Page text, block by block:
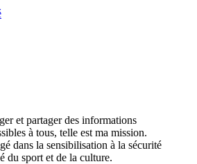
et partager des informations
à tous, telle est ma mission.
dans la sensibilisation à la sécurité
du sport et de la culture.